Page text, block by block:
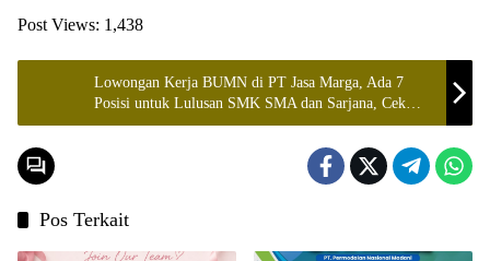
Post Views: 1,438
Lowongan Kerja BUMN di PT Jasa Marga, Ada 7
Posisi untuk Lulusan SMK SMA dan Sarjana, Cek
Selengkapnya disini
Pos Terkait